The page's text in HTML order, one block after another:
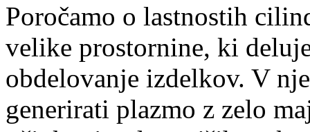
Poročamo o lastnostih
velike prostornine, ki
obdelovanje izdelkov. V
generirati plazmo z zelo